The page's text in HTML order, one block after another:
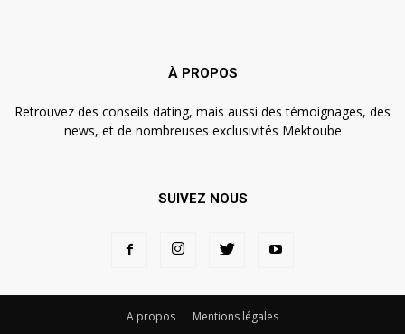
À PROPOS
Retrouvez des conseils dating, mais aussi des témoignages, des
news, et de nombreuses exclusivités Mektoube
SUIVEZ NOUS
A propos Mentions légales